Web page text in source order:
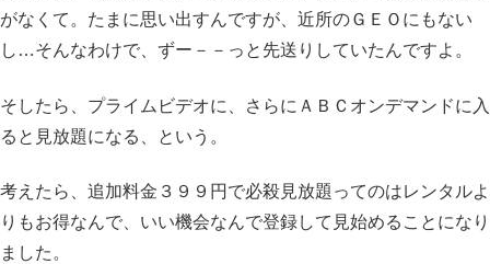
がなくて。たまに思い出すんですが、近所のＧＥＯにもない
し…そんなわけで、ずー－－っと先送りしていたんですよ。
そしたら、プライムビデオに、さらにＡＢＣオンデマンドに入
ると見放題になる、という。
考えたら、追加料金３９９円で必殺見放題ってのはレンタルよ
りもお得なんで、いい機会なんで登録して見始めることになり
ました。